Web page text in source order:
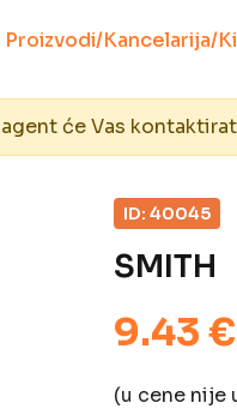
Proizvodi/Kancelarija/
će Vas
ID: 40045
SMITH
9.43 €
(u cene nije